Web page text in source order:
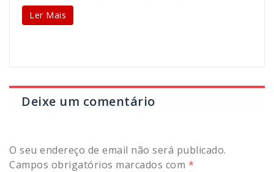
Ler Mais
Deixe um comentário
O seu endereço de email não será publicado.
Campos obrigatórios marcados com *